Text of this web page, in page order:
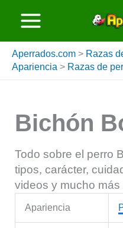
Aperrados.com > Razas
Apariencia > Razas de
Bichón
Todo sobre el perro
tipos, carácter,
videos y mucho más
Apariencia